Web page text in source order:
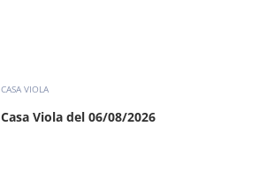
CASA VIOLA
Casa Viola del 06/08/2026